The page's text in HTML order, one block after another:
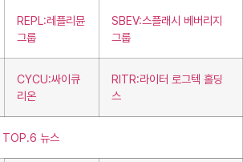
REPL:레플리뮨
그룹
SBEV:스플래시 베버리지
그룹
CYCU:싸이큐
리온
RITR:라이터 로그텍 홀딩
스
TOP.6 뉴스